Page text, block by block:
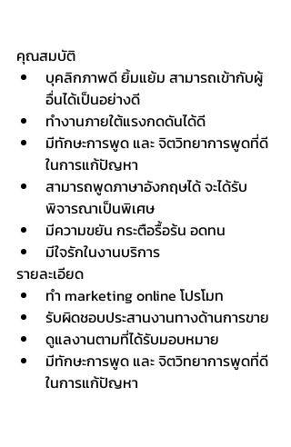
คุณสมบัติ
บุคลิกภาพดี ยิ้มแย้ม สามารถเข้ากับผู้
อื่นได้เป็นอย่างดี
ทำงานภายใต้แรงกดดันได้ดี
มีทักษะการพูด และ จิตวิทยาการพูดที่ดี
ในการแก้ปัญหา
สามารถพูดภาษาอังกฤษได้ จะได้รับ
พิจารณาเป็นพิเศษ
มีความขยัน กระตือรื้อร้น อดทน
มีใจรักในงานบริการ
รายละเอียด
ทำ marketing online โปรโมท
รับผิดชอบประสานงานทางด้านการขาย
ดูแลงานตามที่ได้รับมอบหมาย
มีทักษะการพูด และ จิตวิทยาการพูดที่ดี
ในการแก้ปัญหา